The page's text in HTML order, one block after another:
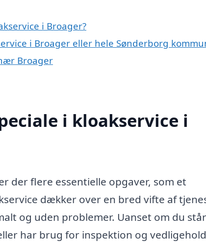
i Broager?
i Broager eller hele Sønderborg
Broager
i kloakservice i
der flere essentielle opgaver, som et
dækker over en bred vifte af
og uden problemer. Uanset om du står
har brug for inspektion og